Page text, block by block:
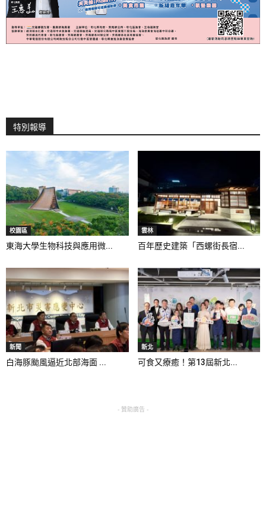
特別報導
校園區
東海大學生物科技與應用微...
雲林
百年歷史建築「西螺街長宿...
新聞
白海豚颱風逼近北部海面 ...
新北
可食又療癒！第13屆新北...
- 贊助廣告 -